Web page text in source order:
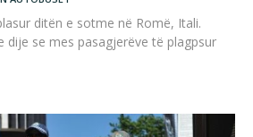
ditën e sotme në Romë, Itali.
dije se mes pasagjerëve të plagpsur